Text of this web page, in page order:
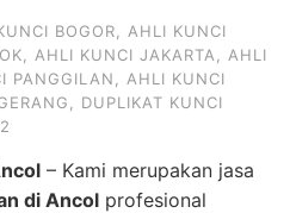
BOGOR
AHLI KUNCI
AHLI KUNCI JAKARTA
AHLI
PANGGILAN
AHLI KUNCI
DUPLIKAT KUNCI
– Kami merupakan jasa
di Ancol profesional